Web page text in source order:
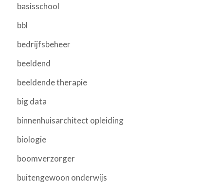
basisschool
bbl
bedrijfsbeheer
beeldend
beeldende therapie
big data
binnenhuisarchitect opleiding
biologie
boomverzorger
buitengewoon onderwijs